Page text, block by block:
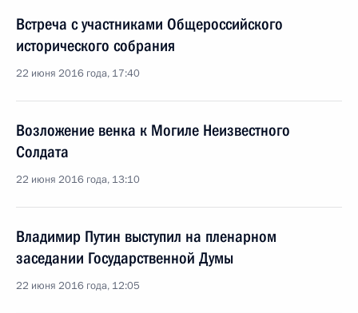
Встреча с участниками Общероссийского
исторического собрания
22 июня 2016 года, 17:40
Возложение венка к Могиле Неизвестного
Солдата
22 июня 2016 года, 13:10
Владимир Путин выступил на пленарном
заседании Государственной Думы
22 июня 2016 года, 12:05